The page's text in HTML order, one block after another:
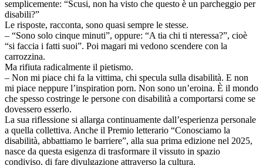
semplicemente: “Scusi, non ha visto che questo è un parcheggio per
disabili?”
Le risposte, racconta, sono quasi sempre le stesse.
– “Sono solo cinque minuti”, oppure: “A tia chi ti nteressa?”, cioè
“si faccia i fatti suoi”. Poi magari mi vedono scendere con la
carrozzina.
Ma rifiuta radicalmente il pietismo.
– Non mi piace chi fa la vittima, chi specula sulla disabilità. E non
mi piace neppure l’inspiration porn. Non sono un’eroina. È il mondo
che spesso costringe le persone con disabilità a comportarsi come se
dovessero esserlo.
La sua riflessione si allarga continuamente dall’esperienza personale
a quella collettiva. Anche il Premio letterario “Conosciamo la
disabilità, abbattiamo le barriere”, alla sua prima edizione nel 2025,
nasce da questa esigenza di trasformare il vissuto in spazio
condiviso, di fare divulgazione attraverso la cultura.